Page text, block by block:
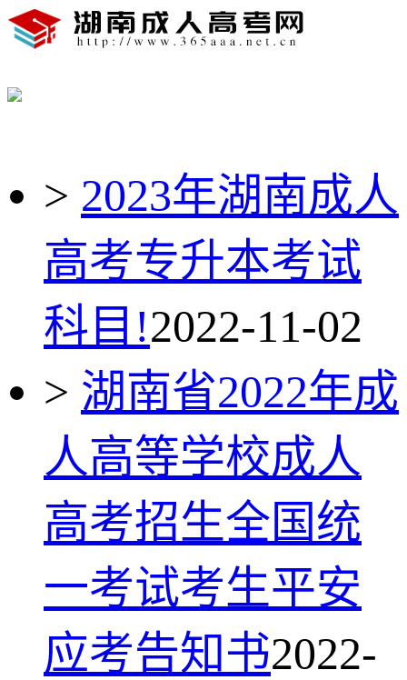
> 2023年湖南成人
高考专升本考试
科目!2022-11-02
> 湖南省2022年成
人高等学校成人
高考招生全国统
一考试考生平安
应考告知书2022-